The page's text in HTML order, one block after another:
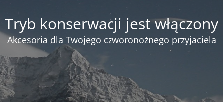
Tryb konserwacji jest włączony
Akcesoria dla Twojego czworonożnego przyjaciela